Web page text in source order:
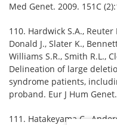
Med Genet. 2009. 151C
110. Hardwick S.A., Reuter
Donald J., Slater K.,
Williams S.R., Smith R.L.,
Delineation of large
syndrome patients,
proband. Eur J Hum
111. Hatakeyama C.,